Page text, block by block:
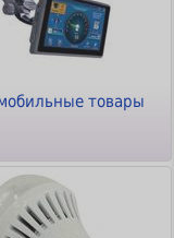
товары